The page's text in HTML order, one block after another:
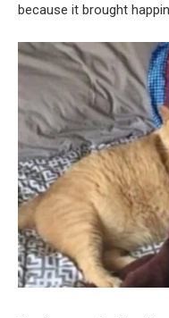
because it brought